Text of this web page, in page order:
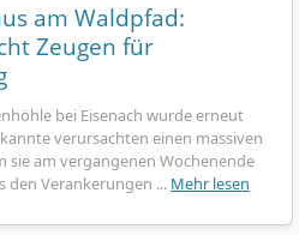
am Waldpfad:
Zeugen für
bei Eisenach wurde erneut
verursachten einen massiven
sie am vergangenen Wochenende
den Verankerungen ... Mehr lesen